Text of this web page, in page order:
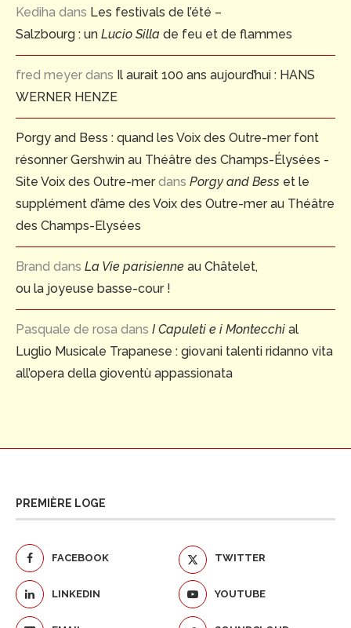
Kediha dans Les festivals de l’été –
Salzbourg : un Lucio Silla de feu et de flammes
fred meyer dans Il aurait 100 ans aujourd’hui : HANS
WERNER HENZE
Porgy and Bess : quand les Voix des Outre-mer font
résonner Gershwin au Théâtre des Champs-Élysées -
Site Voix des Outre-merdans Porgy and Bess et le
supplément d’âme des Voix des Outre-mer au Théâtre
des Champs-Elysées
Brand dans La Vie parisienne au Châtelet,
ou la joyeuse basse-cour !
Pasquale de rosa dans I Capuleti e i Montecchi al
Luglio Musicale Trapanese : giovani talenti ridanno vita
all’opera della gioventù appassionata
PREMIÈRE LOGE
FACEBOOK TWITTER
LINKEDIN YOUTUBE